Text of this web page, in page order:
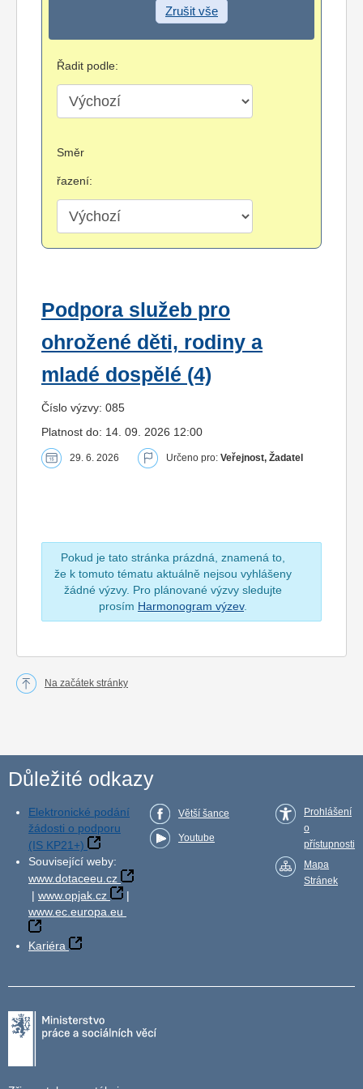
Zrušit vše
Řadit podle:
Směr
řazení:
Podpora služeb pro
ohrožené děti, rodiny a
mladé dospělé (4)
Číslo výzvy: 085
Platnost do: 14. 09. 2026 12:00
29. 6. 2026 Určeno pro: Veřejnost, Žadatel
Pokud je tato stránka prázdná, znamená to,
že k tomuto tématu aktuálně nejsou vyhlášeny
žádné výzvy. Pro plánované výzvy sledujte
prosím Harmonogram výzev.
Na začátek stránky
Důležité odkazy
Elektronické podání
žádosti o podporu
(IS KP21+)
Související weby:
www.dotaceeu.cz
| www.opjak.cz
|
www.ec.europa.eu
Kariéra
Větší šance
Youtube
Prohlášení
o
přístupnosti
Mapa
Stránek